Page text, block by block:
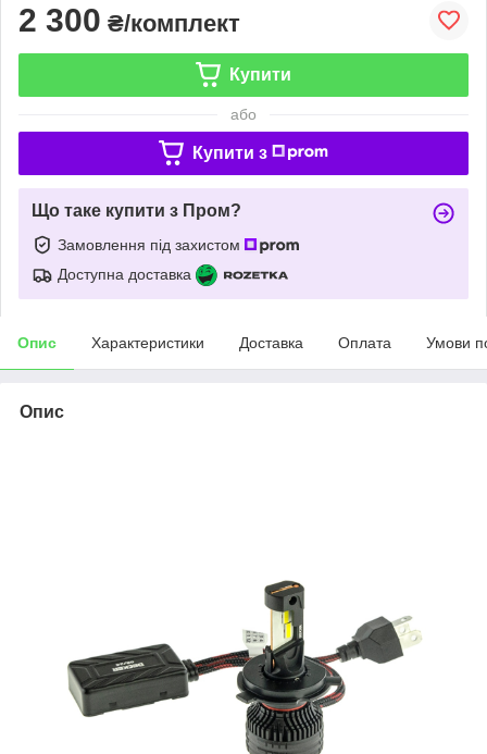
2 300 ₴/комплект
Купити
або
Купити з
Що таке купити з Пром?
Замовлення під захистом
Доступна доставка
Опис Характеристики Доставка Оплата Умови
Опис